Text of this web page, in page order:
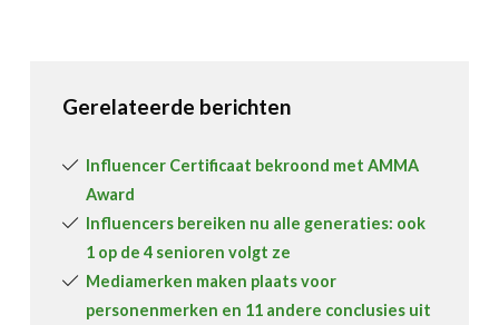
Gerelateerde berichten
Influencer Certificaat bekroond met AMMA
Award
Influencers bereiken nu alle generaties: ook
1 op de 4 senioren volgt ze
Mediamerken maken plaats voor
personenmerken en 11 andere conclusies uit